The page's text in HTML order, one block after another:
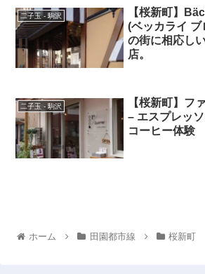
二子玉 - 駒沢
【桜新町】
(ベッカライ ブ
の街に相応し
店。
二子玉 - 駒沢
【桜新町】フ
– エスプレッ
コーヒー体験
ホーム 田園都市線 桜新町